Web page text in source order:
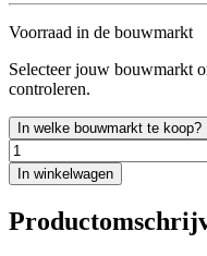
Voorraad in de bouwmarkt
Selecteer jouw bouwmarkt
controleren.
In welke bouwmarkt te koop?
In winkelwagen